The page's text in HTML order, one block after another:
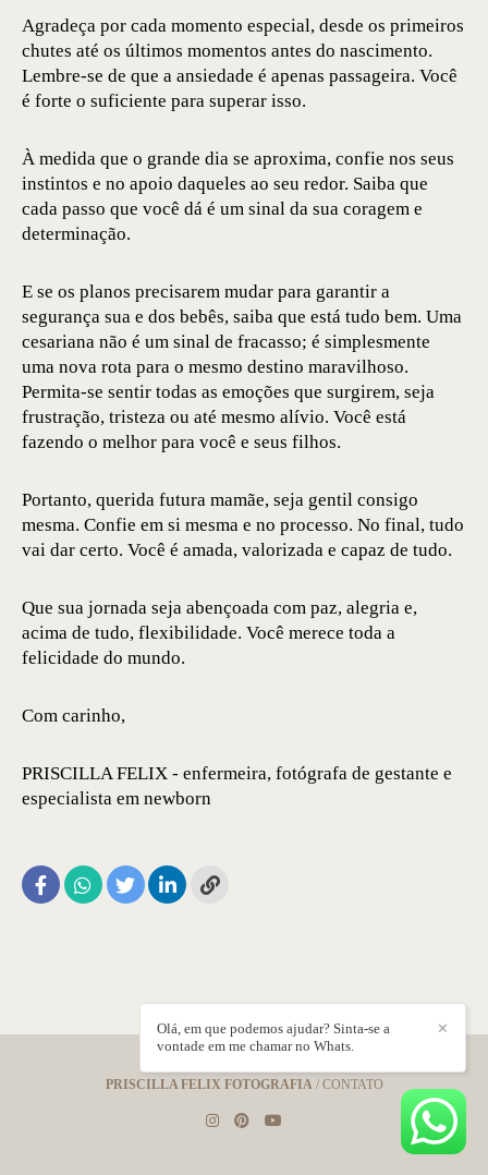
Agradeça por cada momento especial, desde os primeiros
chutes até os últimos momentos antes do nascimento.
Lembre-se de que a ansiedade é apenas passageira. Você
é forte o suficiente para superar isso.
À medida que o grande dia se aproxima, confie nos seus
instintos e no apoio daqueles ao seu redor. Saiba que
cada passo que você dá é um sinal da sua coragem e
determinação.
E se os planos precisarem mudar para garantir a
segurança sua e dos bebês, saiba que está tudo bem. Uma
cesariana não é um sinal de fracasso; é simplesmente
uma nova rota para o mesmo destino maravilhoso.
Permita-se sentir todas as emoções que surgirem, seja
frustração, tristeza ou até mesmo alívio. Você está
fazendo o melhor para você e seus filhos.
Portanto, querida futura mamãe, seja gentil consigo
mesma. Confie em si mesma e no processo. No final, tudo
vai dar certo. Você é amada, valorizada e capaz de tudo.
Que sua jornada seja abençoada com paz, alegria e,
acima de tudo, flexibilidade. Você merece toda a
felicidade do mundo.
Com carinho,
PRISCILLA FELIX - enfermeira, fotógrafa de gestante e
especialista em newborn
PRISCILLA FELIX FOTOGRAFIA/ CONTATO
✕
Olá, em que podemos ajudar? Sinta-se a
vontade em me chamar no Whats.